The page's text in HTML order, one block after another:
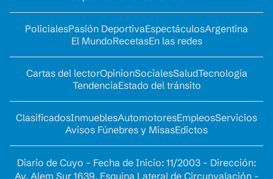
PolicialesPasión DeportivaEspectáculosArgentina
El MundoRecetasEn las redes
Cartas del lectorOpinionSocialesSaludTecnología
TendenciaEstado del tránsito
ClasificadosInmueblesAutomotoresEmpleosServicios
Avisos Fúnebres y MisasEdictos
Diario de Cuyo - Fecha de Inicio: 11/2003 - Dirección:
Av. Alem Sur 1639. Esquina Lateral de Circunvalación -